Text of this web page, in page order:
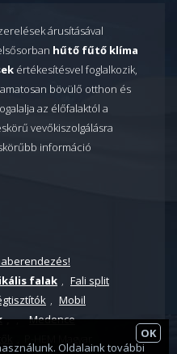
árusításával
hűtő fűtő klíma
értékesítésvel foglalkozik,
bövülő otthon és
az élőfalaktól a
vevőkiszolgálásra
információ
falak , Fali split
, Mobil
, ,
Medence
OK
Oldalaink további